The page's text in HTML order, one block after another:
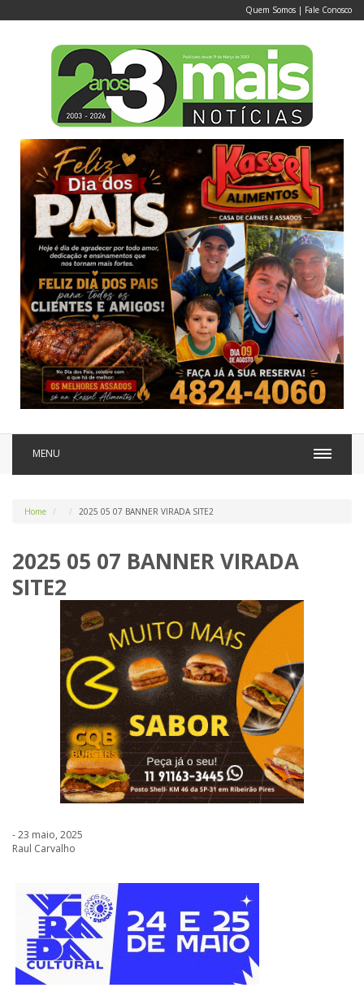
Quem Somos | Fale Conosco
MENU
Home 2025 05 07 BANNER VIRADA SITE2
2025 05 07 BANNER VIRADA
SITE2
- 23 maio, 2025
Raul Carvalho